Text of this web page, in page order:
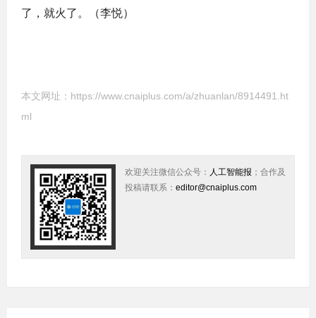
了，就火了。（李悦）
本文网址： https://www.cnaiplus.com/a/zhuanlan/8914491.ht
ml
欢迎关注微信公众号： 人工智能报 ；合作及
投稿请联系： editor@cnaiplus.com